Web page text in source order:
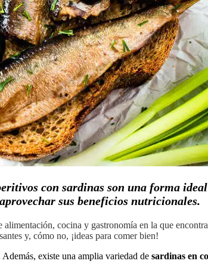
con sardinas son una forma
sus beneficios nutricionales.
cocina y gastronomía en la que
y, cómo no, ¡ideas para comer bien!
existe una amplia variedad de sardinas en